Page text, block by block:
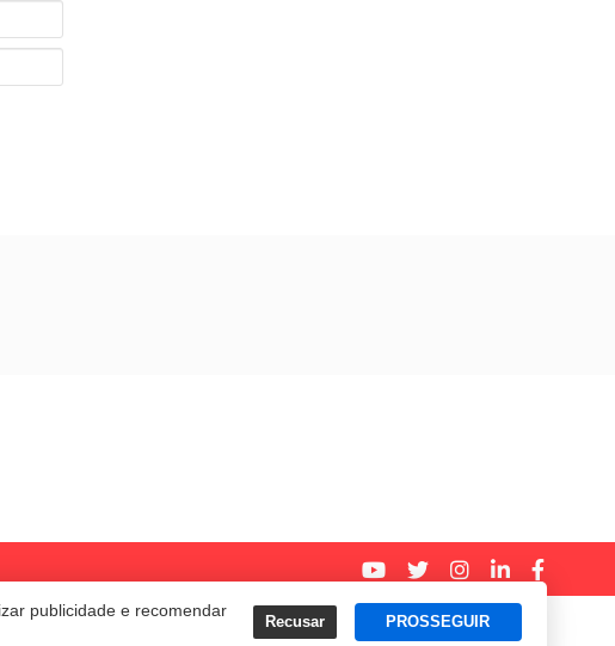
publicidade e recomendar
Recusar PROSSEGUIR
Termos e Políticas de Uso Privacidade